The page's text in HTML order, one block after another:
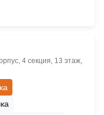
4 секция, 13 этаж,